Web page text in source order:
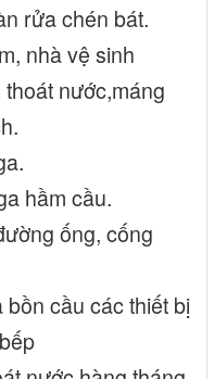
rửa chén bát.
nhà vệ sinh
nước,máng
hầm cầu.
ống, cống
bồn cầu các thiết bị